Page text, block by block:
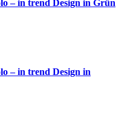
– in trend Design in Grün
– in trend Design in